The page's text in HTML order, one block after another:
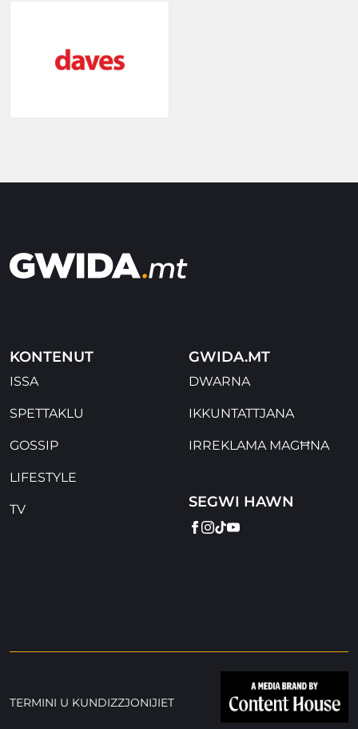
KONTENUT
ISSA
SPETTAKLU
GOSSIP
LIFESTYLE
TV
GWIDA.MT
DWARNA
IKKUNTATTJANA
IRREKLAMA MAGĦNA
SEGWI HAWN
FACEBOOK
INSTAGRAM
TIKTOK
YOUTUBE
TERMINI U KUNDIZZJONIJIET